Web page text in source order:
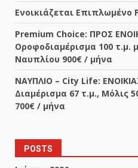
Ενοικιάζεται Επιπλωμένο
Premium Choice: ΠΡΟΣ
Οροφοδιαμέρισμα 100 τ.μ.
Ναυπλίου 900€ / μήνα
ΝΑΥΠΛΙΟ – City Life:
Διαμέρισμα 67 τ.μ., Μόλις
700€ / μήνα
POSTS